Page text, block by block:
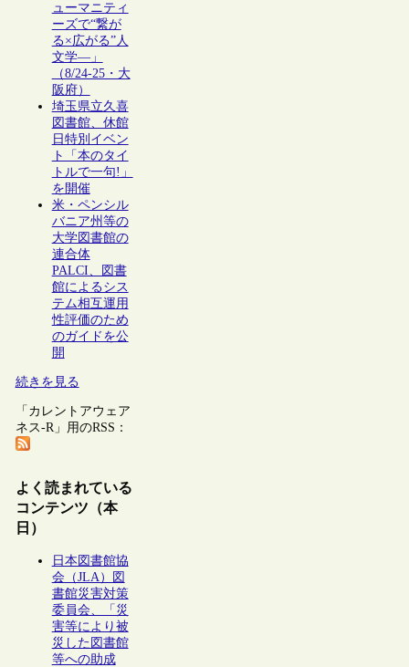
ューマニティ
ーズで“繋が
る×広がる”人
文学―」
（8/24-25・大
阪府）
埼玉県立久喜
図書館、休館
日特別イベン
ト「本のタイ
トルで一句!」
を開催
米・ペンシル
バニア州等の
大学図書館の
連合体
PALCI、図書
館によるシス
テム相互運用
性評価のため
のガイドを公
開
続きを見る
「カレントアウェア
ネス-R」用のRSS：
よく読まれている
コンテンツ（本
日）
日本図書館協
会（JLA）図
書館災害対策
委員会、「災
害等により被
災した図書館
等への助成